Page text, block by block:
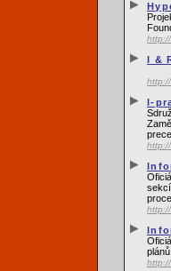
I &
I-